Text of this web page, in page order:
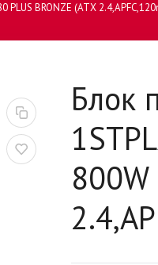
PLUS BRONZE (ATX
Блок
800W